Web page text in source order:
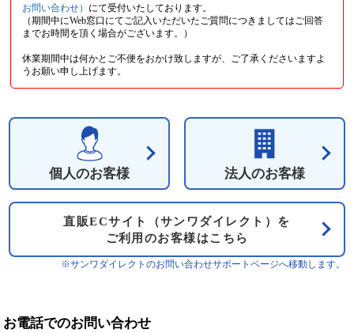
お問い合わせ） にて受付いたしております。
（期間中にWeb窓口にてご記入いただいたご質問につきましてはご回答
までお時間を頂く場合がございます。）
休業期間中は何かとご不便をおかけ致しますが、ご了承くださいますよ
うお願い申し上げます。
個人のお客様 法人のお客様
直販ECサイト（サンワダイレクト）を
ご利用のお客様はこちら
※サンワダイレクトのお問い合わせサポートページへ移動します。
お電話でのお問い合わせ